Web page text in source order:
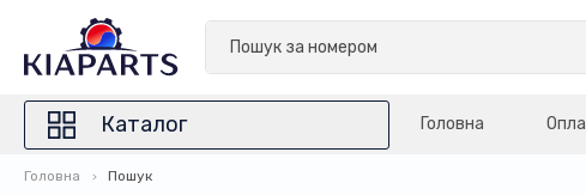
Каталог Головна
Головна Пошук